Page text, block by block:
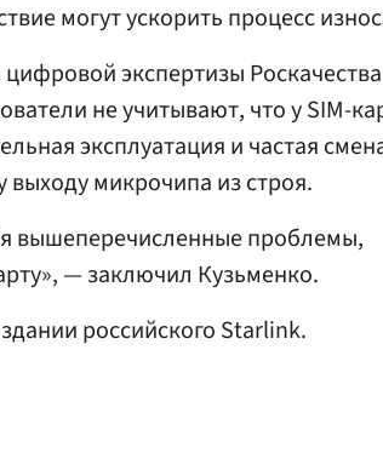
могут ускорить процесс
экспертизы Роскачества
не учитывают, что у SIM-
эксплуатация и частая
выходу микрочипа из строя.
вышеперечисленные проблемы,
— заключил Кузьменко.
российского Starlink.